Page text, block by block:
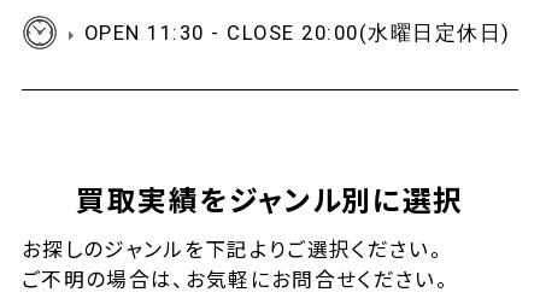
OPEN 11:30 - CLOSE 20:00(水曜日定休日)
買取実績をジャンル別に選択
お探しのジャンルを下記よりご選択ください。
ご不明の場合は、お気軽にお問合せください。